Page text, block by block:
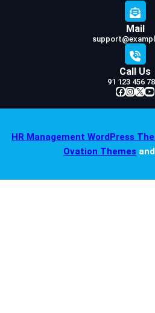
Mail
Call Us
91 123 456
Facebook InstagramX YouTube
HR Management WordPress
Ovation Themes and